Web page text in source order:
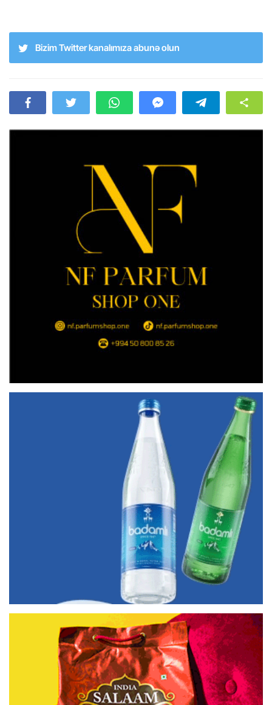
Bizim Twitter kanalımıza abunə olun